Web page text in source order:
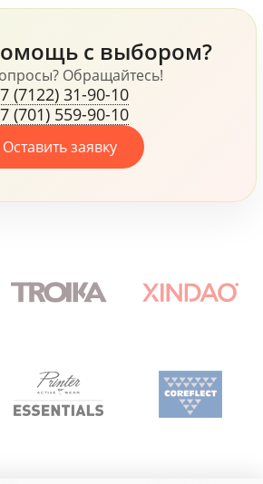
Harvest, ручки Senator и
все это говорит о том,
что компания, не
жалеет средств для
своих сотрудников.
с выбором?
Обращайтесь!
(7122) 31-90-10
(701) 559-90-10
Оставить заявку